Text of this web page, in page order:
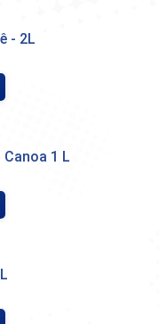
- 2L
1 L